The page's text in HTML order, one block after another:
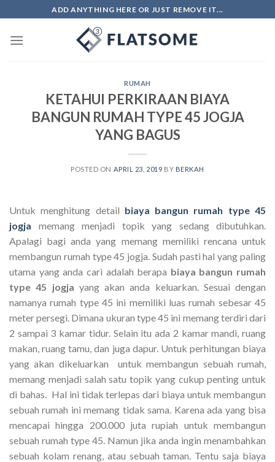
to
content
ADD ANYTHING HERE OR JUST REMOVE IT...
RUMAH
KETAHUI PERKIRAAN BIAYA
BANGUN RUMAH TYPE 45 JOGJA
YANG BAGUS
POSTED ON APRIL 23, 2019 BY BERKAH
Untuk menghitung detail biaya bangun rumah type 45
jogja memang menjadi topik yang sedang dibutuhkan.
Apalagi bagi anda yang memang memiliki rencana untuk
membangun rumah type 45 jogja. Sudah pasti hal yang paling
utama yang anda cari adalah berapa biaya bangun rumah
type 45 jogja yang akan anda keluarkan. Sesuai dengan
namanya rumah type 45 ini memiliki luas rumah sebesar 45
meter persegi. Dimana ukuran type 45 ini memang terdiri dari
2 sampai 3 kamar tidur. Selain itu ada 2 kamar mandi, ruang
makan, ruang tamu, dan juga dapur. Untuk perhitungan biaya
yang akan dikeluarkan untuk membangun sebuah rumah,
memang menjadi salah satu topik yang cukup penting untuk
di bahas. Hal ini tidak terlepas dari biaya untuk membangun
sebuah rumah ini memang tidak sama. Karena ada yang bisa
mencapai hingga 200.000 juta rupiah untuk membangun
sebuah rumah type 45. Namun jika anda ingin menambahkan
sebuah kolam renang, atau sebuah taman. Tentu saja biaya